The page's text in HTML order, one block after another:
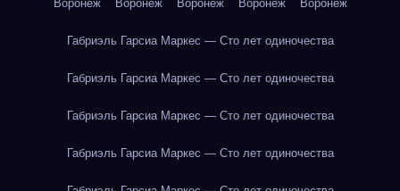
Воронеж Воронеж Воронеж Воронеж Воронеж
Габриэль Гарсиа Маркес — Сто лет одиночества
Габриэль Гарсиа Маркес — Сто лет одиночества
Габриэль Гарсиа Маркес — Сто лет одиночества
Габриэль Гарсиа Маркес — Сто лет одиночества